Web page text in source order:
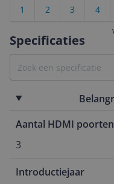
Specificaties
Aantal HDMI poorten
3
Introductiejaar
4
3
2
1